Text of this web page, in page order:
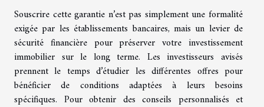
Souscrire cette garantie n’est pas simplement une formalité
exigée par les établissements bancaires, mais un levier de
sécurité financière pour préserver votre investissement
immobilier sur le long terme. Les investisseurs avisés
prennent le temps d’étudier les différentes offres pour
bénéficier de conditions adaptées à leurs besoins
spécifiques. Pour obtenir des conseils personnalisés et